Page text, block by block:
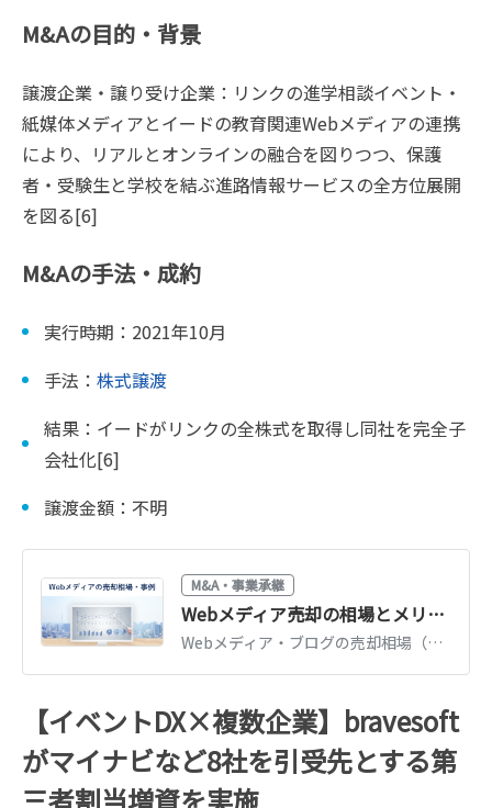
M&Aの目的・背景
譲渡企業・譲り受け企業：リンクの進学相談イベント・
紙媒体メディアとイードの教育関連Webメディアの連携
により、リアルとオンラインの融合を図りつつ、保護
者・受験生と学校を結ぶ進路情報サービスの全方位展開
を図る[6]
M&Aの手法・成約
実行時期：2021年10月
手法： 株式譲渡
結果：イードがリンクの全株式を取得し同社を完全子
会社化[6]
譲渡金額：不明
M&A・事業承継
Webメディア売却の相場とメリット｜最新事例と高く売るポイント【2026年版】
Webメディア・ブログの売却相場（月間営業利益の12〜24カ月分が目安）と最新事例を解説。評価されるメディアの条件、売却の流れとメリットを紹介します。
【イベントDX×複数企業】bravesoft
がマイナビなど8社を引受先とする第
三者割当増資を実施